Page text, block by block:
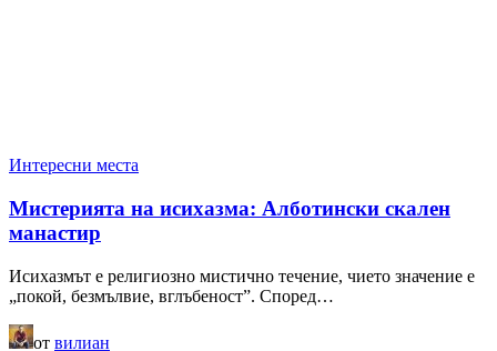
Интересни места
Мистерията на исихазма: Алботински скален
манастир
Исихазмът е религиозно мистично течение, чието значение е
„покой, безмълвие, вглъбеност”. Според…
от вилиан